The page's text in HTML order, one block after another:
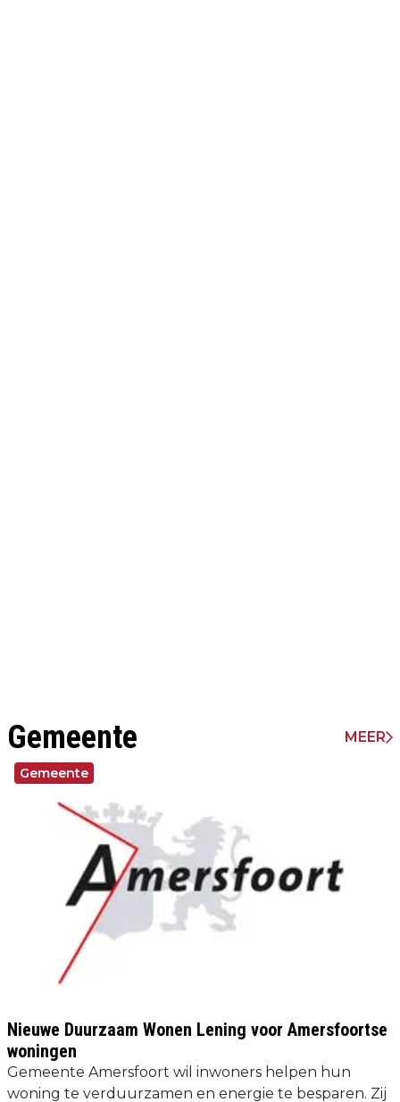
Gemeente MEER
Gemeente
Nieuwe Duurzaam Wonen Lening voor Amersfoortse
woningen
Gemeente Amersfoort wil inwoners helpen hun
woning te verduurzamen en energie te besparen. Zij